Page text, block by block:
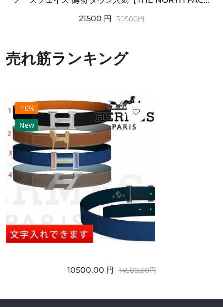
21500 円 30500円
売れ筋ランキング
-10%
New
10500.00 円 14500.00円